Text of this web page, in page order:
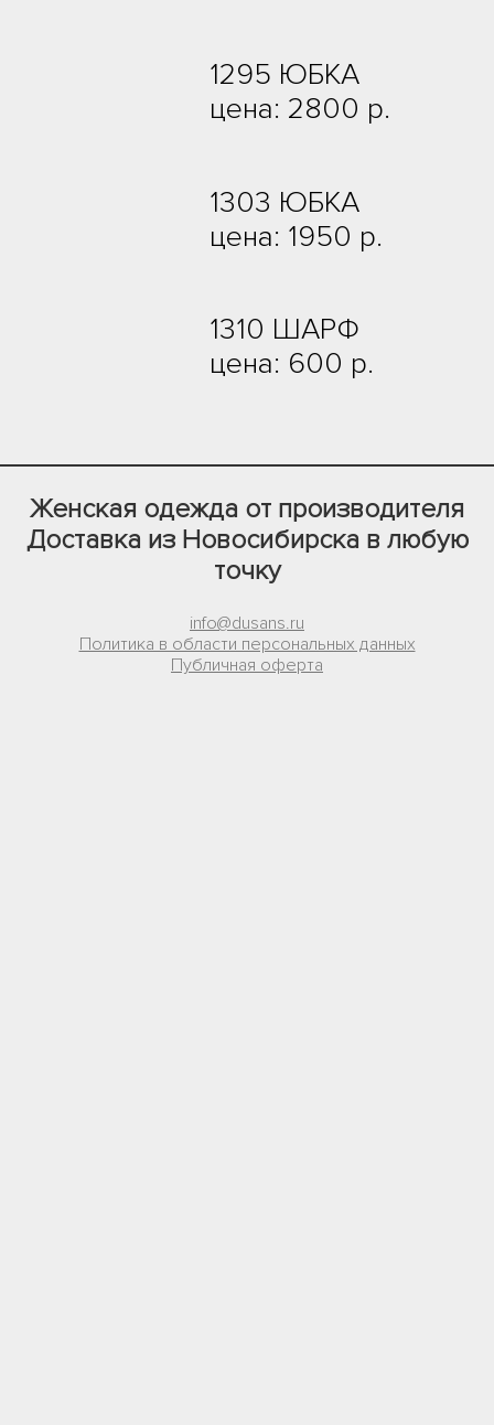
1295 ЮБКА
цена: 2800 р.
1303 ЮБКА
цена: 1950 р.
1310 ШАРФ
цена: 600 р.
Женская одежда от производителя
Доставка из Новосибирска в любую
точку
info@dusans.ru
Политика в области персональных данных
Публичная оферта